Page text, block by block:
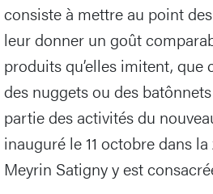
consiste à mettre au point
leur donner un goût
produits qu’elles imitent, que
des nuggets ou des
partie des activités du
inauguré le 11 octobre dans
Meyrin Satigny y est